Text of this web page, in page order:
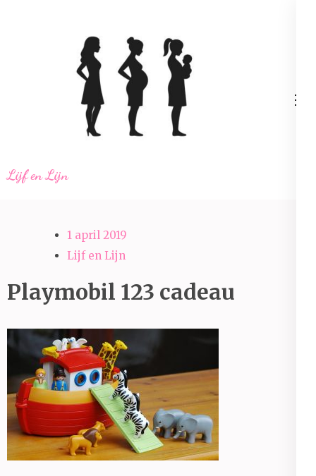
Lijf en Lijn
1 april 2019
Lijf en Lijn
Playmobil 123 cadeau